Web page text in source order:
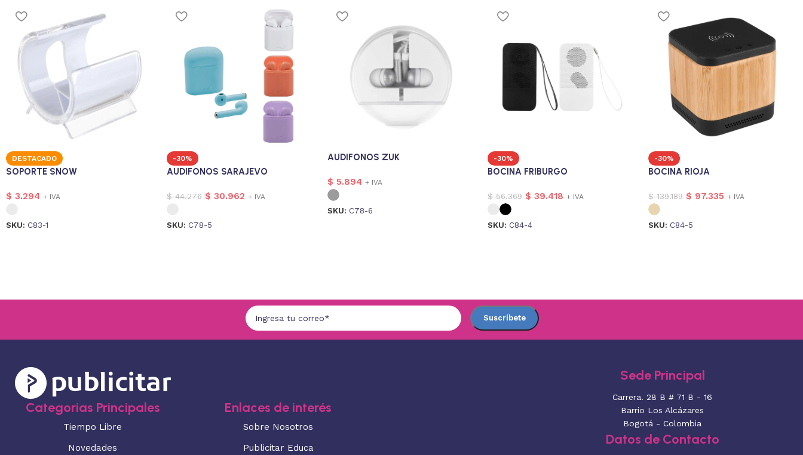
DESTACADO
SOPORTE SNOW
$ 3.294 + IVA
SKU: C83-1
-30%
AUDIFONOS SARAJEVO
$44.276 $ 30.962 + IVA
SKU: C78-5
AUDIFONOS ZUK
$ 5.894 + IVA
SKU: C78-6
-30%
BOCINA FRIBURGO
$56.369 $ 39.418 + IVA
SKU: C84-4
-30%
BOCINA RIOJA
$139.189 $ 97.335 + IVA
SKU: C84-5
Categorias Principales
Tiempo Libre
Novedades
Enlaces de interés
Sobre Nosotros
Publicitar Educa
Sede Principal
Carrera. 28 B # 71 B - 16
Barrio Los Alcázares
Bogotá - Colombia
Datos de Contacto